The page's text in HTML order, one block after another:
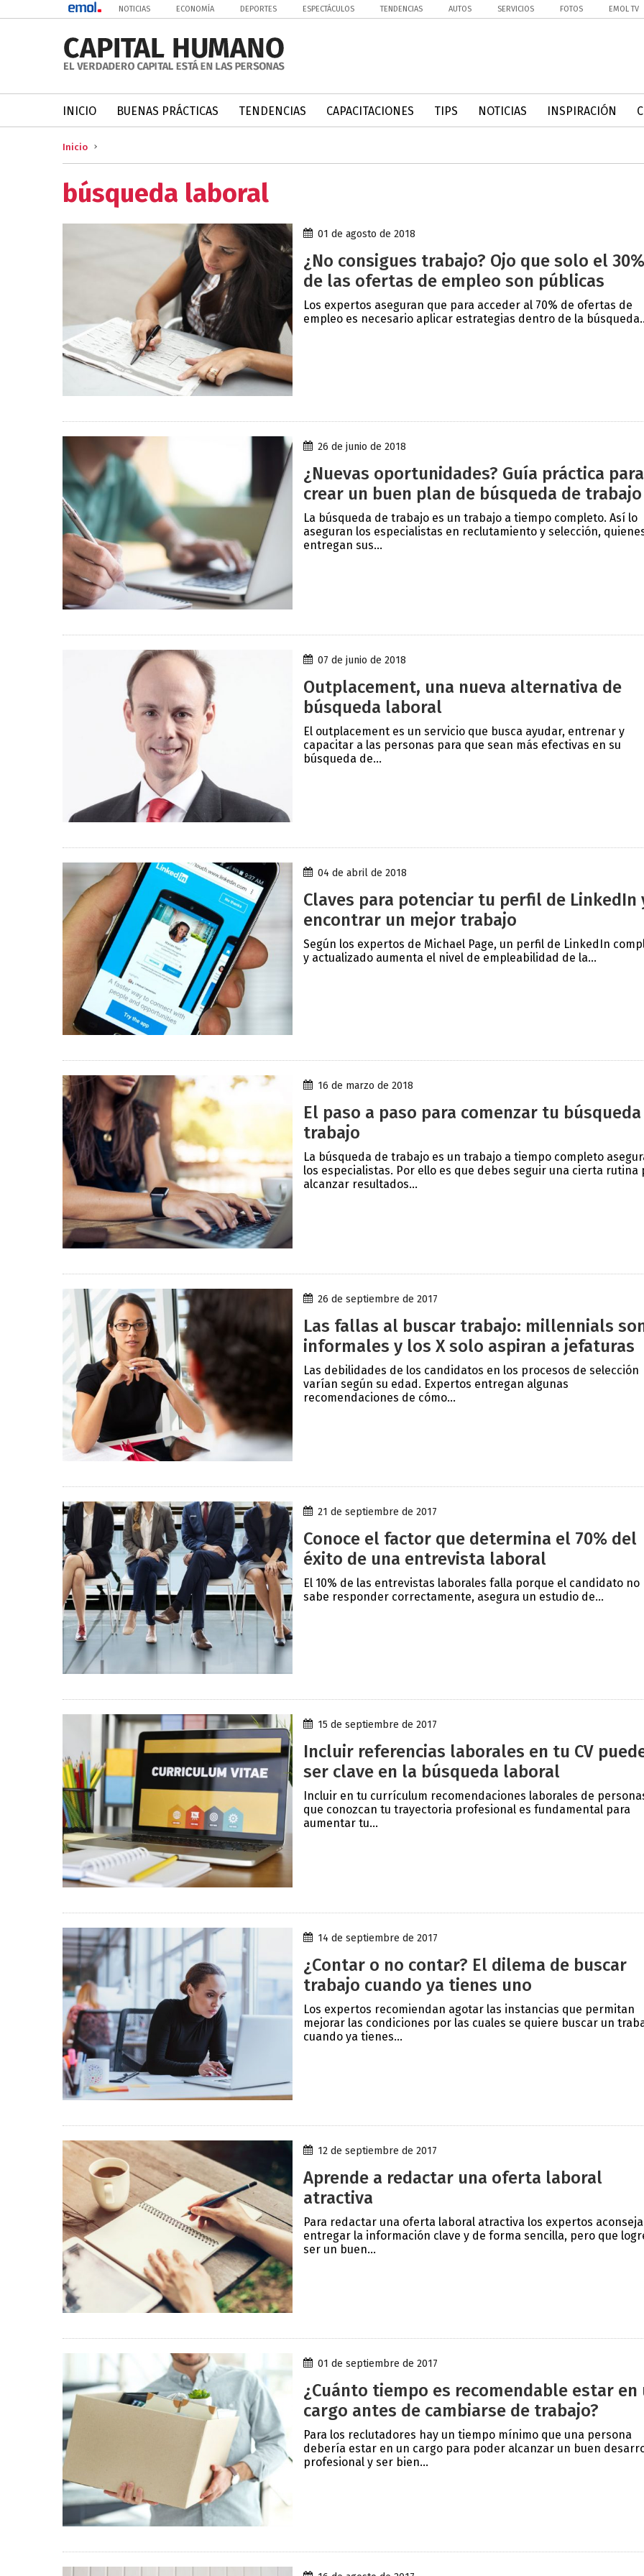
NOTICIAS ECONOMÍA DEPORTES ESPECTÁCULOS TENDENCIAS AUTOS SERVICIOS FOTOS EMOL TV
INICIO BUENAS PRÁCTICAS TENDENCIAS CAPACITACIONES TIPS NOTICIAS INSPIRACIÓN
Inicio
búsqueda laboral
01 de agosto de 2018
¿No consigues trabajo? Ojo que solo el 30%
de las ofertas de empleo son públicas
Los expertos aseguran que para acceder al 70% de ofertas de
empleo es necesario aplicar estrategias dentro de la
26 de junio de 2018
¿Nuevas oportunidades? Guía práctica para
crear un buen plan de búsqueda de trabajo
La búsqueda de trabajo es un trabajo a tiempo completo. Así lo
aseguran los especialistas en reclutamiento y selección,
entregan sus...
07 de junio de 2018
Outplacement, una nueva alternativa de
búsqueda laboral
El outplacement es un servicio que busca ayudar, entrenar y
capacitar a las personas para que sean más efectivas en su
búsqueda de...
04 de abril de 2018
Claves para potenciar tu perfil de LinkedIn
encontrar un mejor trabajo
Según los expertos de Michael Page, un perfil de LinkedIn
y actualizado aumenta el nivel de empleabilidad de la...
16 de marzo de 2018
El paso a paso para comenzar tu
trabajo
La búsqueda de trabajo es un trabajo a tiempo completo
los especialistas. Por ello es que debes seguir una cierta rutina
alcanzar resultados...
26 de septiembre de 2017
Las fallas al buscar trabajo: millennials
informales y los X solo aspiran a jefaturas
Las debilidades de los candidatos en los procesos de selección
varían según su edad. Expertos entregan algunas
recomendaciones de cómo...
21 de septiembre de 2017
Conoce el factor que determina el 70% del
éxito de una entrevista laboral
El 10% de las entrevistas laborales falla porque el candidato no
sabe responder correctamente, asegura un estudio de...
15 de septiembre de 2017
Incluir referencias laborales en tu CV
ser clave en la búsqueda laboral
Incluir en tu currículum recomendaciones laborales de
que conozcan tu trayectoria profesional es fundamental para
aumentar tu...
14 de septiembre de 2017
¿Contar o no contar? El dilema de buscar
trabajo cuando ya tienes uno
Los expertos recomiendan agotar las instancias que permitan
mejorar las condiciones por las cuales se quiere buscar un
cuando ya tienes...
12 de septiembre de 2017
Aprende a redactar una oferta laboral
atractiva
Para redactar una oferta laboral atractiva los expertos
entregar la información clave y de forma sencilla, pero que
ser un buen...
01 de septiembre de 2017
¿Cuánto tiempo es recomendable estar en
cargo antes de cambiarse de trabajo?
Para los reclutadores hay un tiempo mínimo que una persona
debería estar en un cargo para poder alcanzar un buen
profesional y ser bien...